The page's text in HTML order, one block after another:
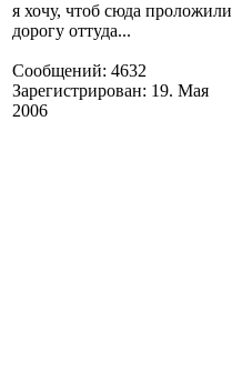
я хочу, чтоб сюда проложили
дорогу оттуда...
Сообщений: 4632
Зарегистрирован: 19. Мая
2006